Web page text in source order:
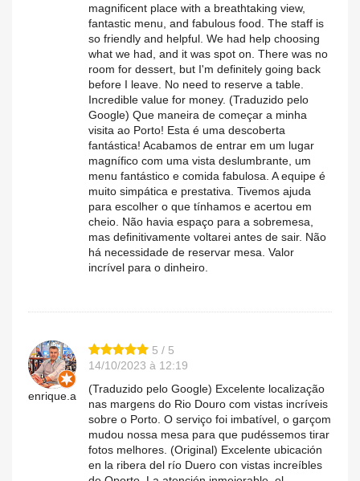
magnificent place with a breathtaking view,
fantastic menu, and fabulous food. The staff is
so friendly and helpful. We had help choosing
what we had, and it was spot on. There was no
room for dessert, but I'm definitely going back
before I leave. No need to reserve a table.
Incredible value for money. (Traduzido pelo
Google) Que maneira de começar a minha
visita ao Porto! Esta é uma descoberta
fantástica! Acabamos de entrar em um lugar
magnífico com uma vista deslumbrante, um
menu fantástico e comida fabulosa. A equipe é
muito simpática e prestativa. Tivemos ajuda
para escolher o que tínhamos e acertou em
cheio. Não havia espaço para a sobremesa,
mas definitivamente voltarei antes de sair. Não
há necessidade de reservar mesa. Valor
incrível para o dinheiro.
enrique.a
5 / 5
14/10/2023 à 12:19
(Traduzido pelo Google) Excelente localização
nas margens do Rio Douro com vistas incríveis
sobre o Porto. O serviço foi imbatível, o garçom
mudou nossa mesa para que pudéssemos tirar
fotos melhores. (Original) Excelente ubicación
en la ribera del río Duero con vistas increíbles